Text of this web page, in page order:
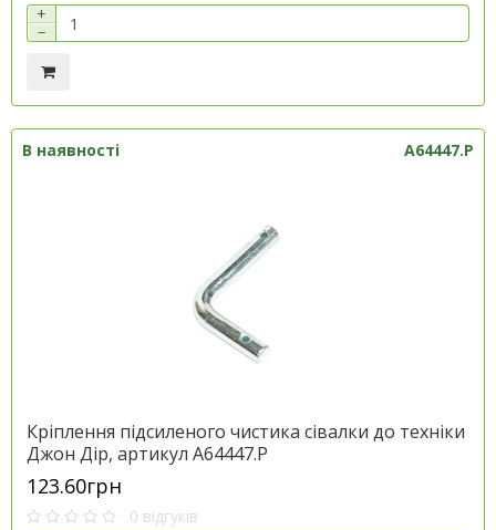
+
−
В наявності A64447.P
Кріплення підсиленого чистика сівалки до техніки
Джон Дір, артикул A64447.P
123.60грн
0 відгуків